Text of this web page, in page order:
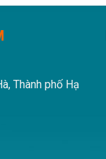
Thành phố Hạ